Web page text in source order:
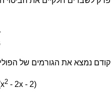
קודם נמצא את הגורמים של
2- 2x - 2)